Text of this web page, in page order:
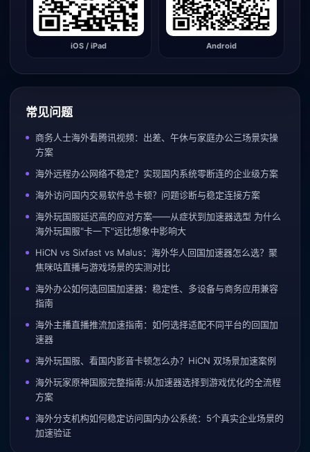
iOS / iPad Android
常见问题
商务人士海外看腾讯视频：出差、午休与家庭办公三场景实操
方案
海外远程办公网络不稳定？实现国内系统零断连的企业级方案
海外访问国内交易软件总卡顿？问题诊断与稳定连接方案
海外玩国服延迟高的应对方案——从症状到加速器选型 为什么
海外玩国服"卡一下"远比想象中影响大
HiCN vs Sixfast vs Malus：海外华人回国加速器怎么选？聚
焦咪咕直播与游戏场景的实测对比
海外办公如何选回国加速器：稳定性、多设备与商务应用兼容
指南
海外主播直播推流加速指南：如何选择适配不同平台的回国加
速器
海外玩国服、看国内影音卡顿怎么办？HiCN 双场景加速案例
海外玩家原神国服完整指南:从加速器选择到游戏优化的全流程
方案
海外分支机构如何稳定访问国内办公系统：5个真实企业场景的
加速验证